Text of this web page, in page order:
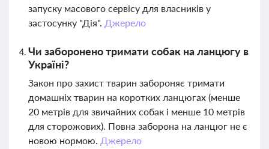
запуску масового сервісу для власників у
застосунку "Дія". Джерело
Чи заборонено тримати собак на ланцюгу в
Україні?
Закон про захист тварин забороняє тримати
домашніх тварин на коротких ланцюгах (менше
20 метрів для звичайних собак і менше 10 метрів
для сторожових). Повна заборона на ланцюг не є
новою нормою. Джерело